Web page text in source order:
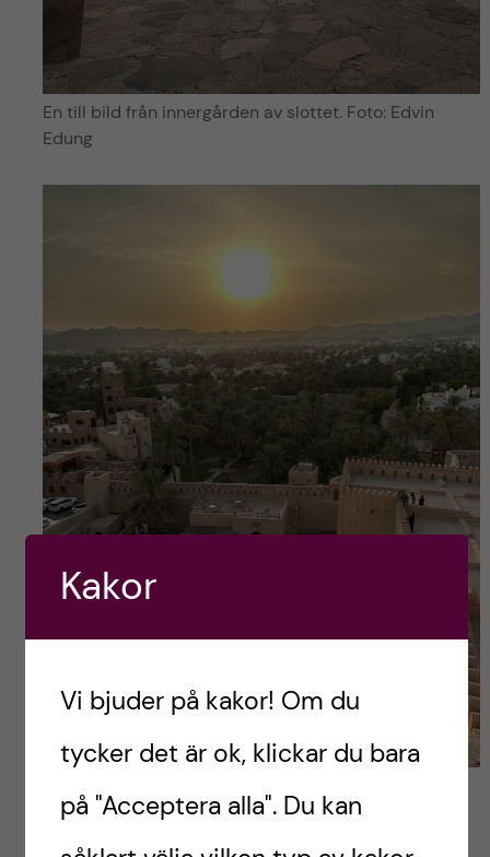
En till bild från innergården av slottet. Foto: Edvin
Edung
Edung
Kakor
Vi bjuder på kakor! Om du
tycker det är ok, klickar du bara
på "Acceptera alla". Du kan